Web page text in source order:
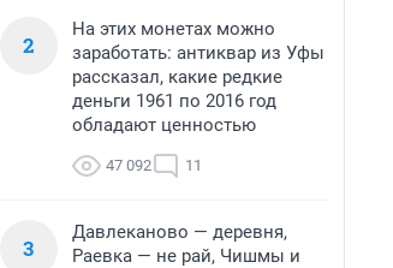
2
На этих монетах можно
заработать: антиквар из Уфы
рассказал, какие редкие
деньги 1961 по 2016 год
обладают ценностью
47 092 11
3
Давлеканово — деревня,
Раевка — не рай, Чишмы и